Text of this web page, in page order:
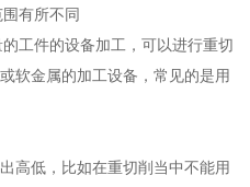
有所不同
工件的设备加工，可以进行重切
软金属的加工设备，常见的是用
高低，比如在重切削当中不能用